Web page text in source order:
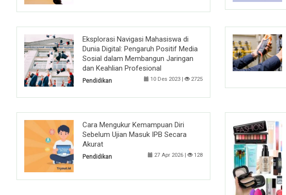
Eksplorasi Navigasi Mahasiswa di
Dunia Digital: Pengaruh Positif Media
Sosial dalam Membangun Jaringan
dan Keahlian Profesional
Pendidikan 10 Des 2023 | 2725
Cara Mengukur Kemampuan Diri
Sebelum Ujian Masuk IPB Secara
Akurat
Pendidikan 27 Apr 2026 | 128